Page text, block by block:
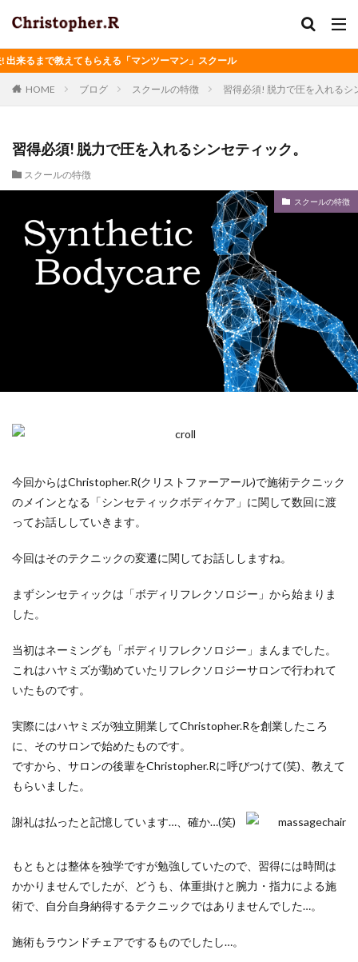
るまで教えてもらえる「マンツーマン」スクール
HOME ブログ スクールの特徴 習得必須! 脱力で圧を入れるシ
習得必須! 脱力で圧を入れるシンセティック。
スクールの特徴
スクールの特徴
今回からはChristopher.R(クリストファーアール)で施術テクニック
のメインとなる「シンセティックボディケア」に関して数回に渡
ってお話ししていきます。
今回はそのテクニックの変遷に関してお話ししますね。
まずシンセティックは「ボディリフレクソロジー」から始まりま
した。
当初はネーミングも「ボディリフレクソロジー」まんまでした。
これはハヤミズが勤めていたリフレクソロジーサロンで行われて
いたものです。
実際にはハヤミズが独立開業してChristopher.Rを創業したころ
に、そのサロンで始めたものです。
ですから、サロンの後輩をChristopher.Rに呼びつけて(笑)、教えて
もらいました。
謝礼は払ったと記憶しています…、確か…(笑)
もともとは整体を独学ですが勉強していたので、習得には時間は
かかりませんでしたが、どうも、体重掛けと腕力・指力による施
術で、自分自身納得するテクニックではありませんでした…。
施術もラウンドチェアでするものでしたし…。